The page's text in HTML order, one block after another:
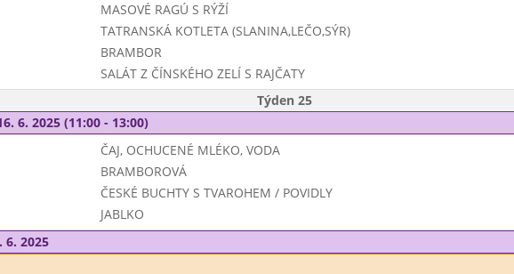
MASOVÉ RAGÚ S RÝŽÍ
TATRANSKÁ KOTLETA (SLANINA,LEČO,SÝR)
BRAMBOR
SALÁT Z ČÍNSKÉHO ZELÍ S RAJČATY
Týden 25
6. 2025 (11:00 - 13:00)
ČAJ, OCHUCENÉ MLÉKO, VODA
BRAMBOROVÁ
ČESKÉ BUCHTY S TVAROHEM / POVIDLY
JABLKO
6. 2025